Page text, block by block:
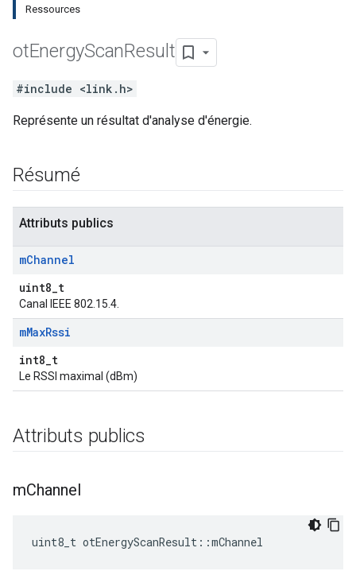
Ressources
otEnergyScanResult
#include <link.h>
Représente un résultat d'analyse d'énergie.
Résumé
Attributs publics
mChannel
uint8_t
Canal IEEE 802.15.4.
mMaxRssi
int8_t
Le RSSI maximal (dBm)
Attributs publics
mChannel
uint8_t otEnergyScanResult ::mChannel